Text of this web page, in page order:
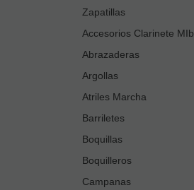
Zapatillas
Accesorios Clarinete MIb
Abrazaderas
Argollas
Atriles Marcha
Barriletes
Boquillas
Boquilleros
Campanas